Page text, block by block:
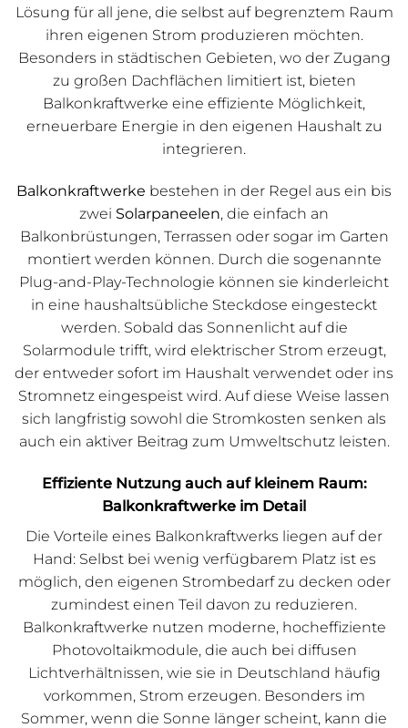
Lösung für all jene, die selbst auf begrenztem Raum
ihren eigenen Strom produzieren möchten.
Besonders in städtischen Gebieten, wo der Zugang
zu großen Dachflächen limitiert ist, bieten
Balkonkraftwerke eine effiziente Möglichkeit,
erneuerbare Energie in den eigenen Haushalt zu
integrieren.
Balkonkraftwerke bestehen in der Regel aus ein bis
zwei Solarpaneelen, die einfach an
Balkonbrüstungen, Terrassen oder sogar im Garten
montiert werden können. Durch die sogenannte
Plug-and-Play-Technologie können sie kinderleicht
in eine haushaltsübliche Steckdose eingesteckt
werden. Sobald das Sonnenlicht auf die
Solarmodule trifft, wird elektrischer Strom erzeugt,
der entweder sofort im Haushalt verwendet oder ins
Stromnetz eingespeist wird. Auf diese Weise lassen
sich langfristig sowohl die Stromkosten senken als
auch ein aktiver Beitrag zum Umweltschutz leisten.
Effiziente Nutzung auch auf kleinem Raum:
Balkonkraftwerke im Detail
Die Vorteile eines Balkonkraftwerks liegen auf der
Hand: Selbst bei wenig verfügbarem Platz ist es
möglich, den eigenen Strombedarf zu decken oder
zumindest einen Teil davon zu reduzieren.
Balkonkraftwerke nutzen moderne, hocheffiziente
Photovoltaikmodule, die auch bei diffusen
Lichtverhältnissen, wie sie in Deutschland häufig
vorkommen, Strom erzeugen. Besonders im
Sommer, wenn die Sonne länger scheint, kann die